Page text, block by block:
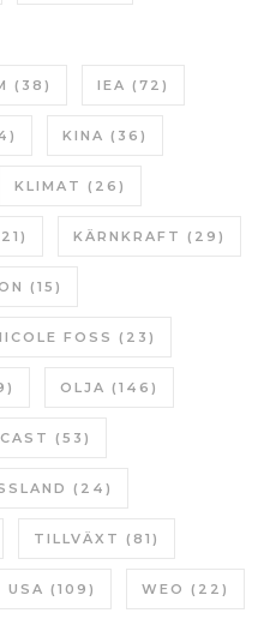
(38) IEA (72)
KINA (36)
KLIMAT (26)
KÄRNKRAFT (29)
(15)
FOSS (23)
OLJA (146)
(53)
(24)
TILLVÄXT (81)
USA (109) WEO (22)